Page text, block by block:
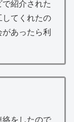
紹介された
してくれたの
あったら利
絡をしたので